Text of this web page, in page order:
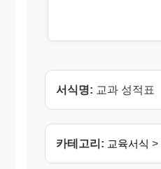
서식명: 교과 성적표
카테고리: 교육서식 >